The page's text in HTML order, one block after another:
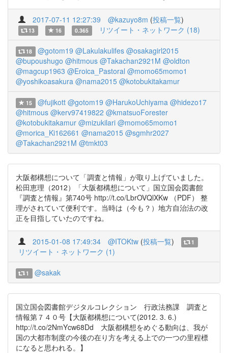
2017-07-11 12:27:39 @kazuyo8m (投稿一覧)
13 16 0.365 リツイート・ネットワーク (18)
18 @gotom19 @Lakulakulifes @osakagirl2015
@bupoushugo @hitmous @Takachan2921M @oldton
@magcup1963 @Eroica_Pastoral @momo65momo1
@yoshikoasakura @nama2015 @kotobukitakamur
15 @fujikott @gotom19 @HarukoUchiyama @hidezo17
@hitmous @kerv97419822 @kmatsuoForester
@kotobukitakamur @mizukilari @momo65momo1
@morica_Ki162661 @nama2015 @sgmhr2027
@Takachan2921M @tmkt03
大阪都構想について「調査と情報」が取り上げていました。
松田恵理（2012）「大阪都構想について」国立国会図書館
『調査と情報』第740号 http://t.co/LbrOVQlXKw （PDF） 整
理がされていて便利です。当時は（今も？）地方自治法の改
正を目指していたのですね。
2015-01-08 17:49:34 @ITOKtw (投稿一覧) 1
リツイート・ネットワーク (1)
1 @sakak
国立国会図書館デジタルコレクション 行政法務課 調査と
情報第７４０号【大阪都構想について(2012. 3. 6.)
http://t.co/2NmYcw68Dd 大阪都構想をめぐる動向は、我が
国の大都市制度の今後の在り方を考える上での一つの里程標
になると思われる。】